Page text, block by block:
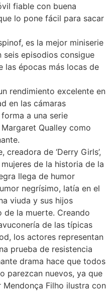
fiable con buena
lo pone fácil para sacar
es la mejor miniserie
episodios consigue
las épocas más locas de
rendimiento excelente en
en las cámaras
a una serie
Qualley como
creadora de ‘Derry Girls’,
de la historia de la
llega de humor
negrísimo, latía en el
viuda y sus hijos
de la muerte. Creando
de las típicas
los actores representan
prueba de resistencia
drama hace que todos
parezcan nuevos, ya que
Filho ilustra con